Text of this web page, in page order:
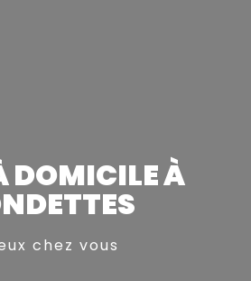
DOMICILE À
chez vous